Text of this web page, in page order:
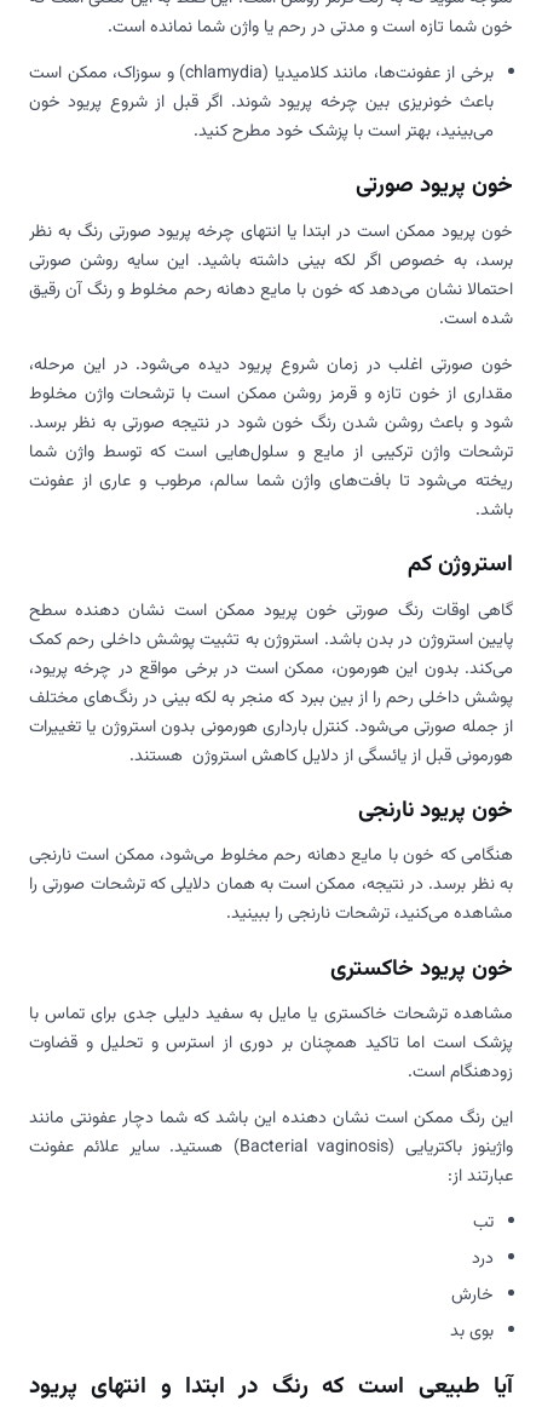
خون شما تازه است و مدتی در رحم یا واژن شما نمانده است.
برخی از عفونت‌ها، مانند کلامیدیا (chlamydia) و سوزاک، ممکن است
باعث خونریزی بین چرخه پریود شوند. اگر قبل از شروع پریود خون
می‌بینید، بهتر است با پزشک خود مطرح کنید.
خون پریود صورتی
خون پریود ممکن است در ابتدا یا انتهای چرخه پریود صورتی رنگ به نظر
برسد، به خصوص اگر لکه بینی داشته باشید. این سایه روشن صورتی
احتمالا نشان می‌دهد که خون با مایع دهانه رحم مخلوط و رنگ آن رقیق
شده است.
خون صورتی اغلب در زمان شروع پریود دیده می‌شود. در این مرحله،
مقداری از خون تازه و قرمز روشن ممکن است با ترشحات واژن مخلوط
شود و باعث روشن شدن رنگ خون شود در نتیجه صورتی به نظر برسد.
ترشحات واژن ترکیبی از مایع و سلول‌هایی است که توسط واژن شما
ریخته می‌شود تا بافت‌های واژن شما سالم، مرطوب و عاری از عفونت
باشد.
استروژن کم
گاهی اوقات رنگ صورتی خون پریود ممکن است نشان دهنده سطح
پایین استروژن در بدن باشد. استروژن به تثبیت پوشش داخلی رحم کمک
می‌کند. بدون این هورمون، ممکن است در برخی مواقع در چرخه پریود،
پوشش داخلی رحم را از بین ببرد که منجر به لکه بینی در رنگ‌های مختلف
از جمله صورتی می‌شود. کنترل بارداری هورمونی بدون استروژن یا تغییرات
هورمونی قبل از یائسگی از دلایل کاهش استروژن هستند.
خون پریود نارنجی
هنگامی که خون با مایع دهانه رحم مخلوط می‌شود، ممکن است نارنجی
به نظر برسد. در نتیجه، ممکن است به همان دلایلی که ترشحات صورتی را
مشاهده می‌کنید، ترشحات نارنجی را ببینید.
خون پریود خاکستری
مشاهده ترشحات خاکستری یا مایل به سفید دلیلی جدی برای تماس با
پزشک است اما تاکید همچنان بر دوری از استرس و تحلیل و قضاوت
زودهنگام است.
این رنگ ممکن است نشان دهنده این باشد که شما دچار عفونتی مانند
واژینوز باکتریایی (Bacterial vaginosis) هستید. سایر علائم عفونت
عبارتند از:
تب
درد
خارش
بوی بد
آیا طبیعی است که رنگ در ابتدا و انتهای پریود